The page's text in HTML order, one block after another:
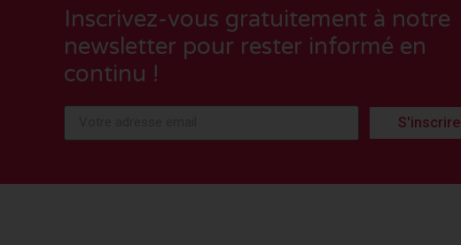
Inscrivez-vous gratuitement à notre
newsletter pour rester informé en
continu !
S'inscrire